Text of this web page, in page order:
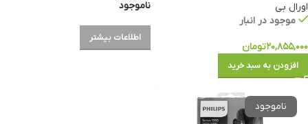
اورال بی
موجود در انبار
۲۰,۸۵۵,۰۰۰تومان
افزودن به سبد خرید
ناموجود
اطلاعات بیشتر